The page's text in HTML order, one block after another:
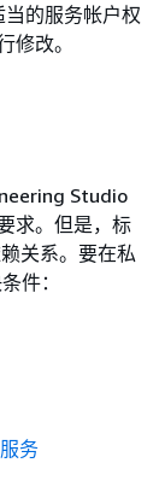
的服务帐户权
修改。
Studio
求。但是，标
关系。要在私
件：
务